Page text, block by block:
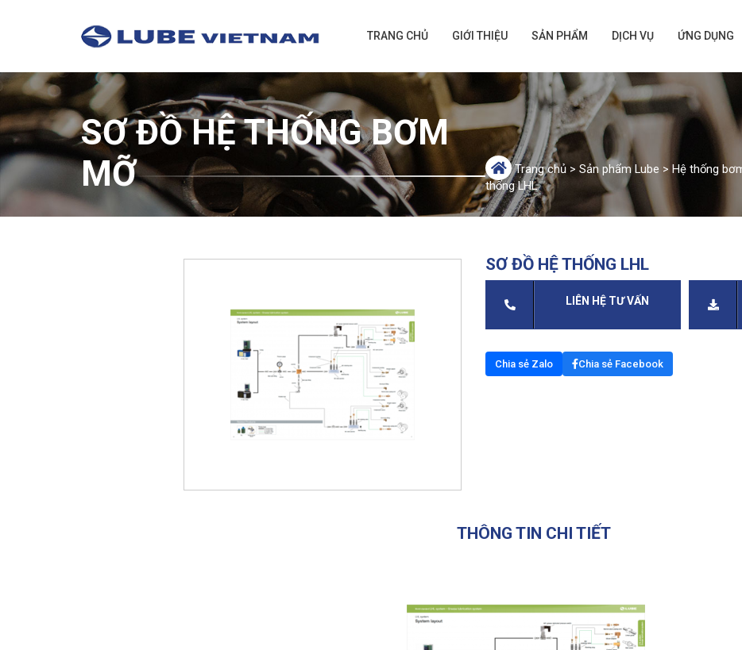
TRANG CHỦ GIỚI THIỆU SẢN PHẨM DỊCH VỤ ỨNG DỤNG
SƠ ĐỒ HỆ THỐNG BƠM
MỠ
Trang chủ >Sản phẩm Lube >Hệ thống
thống LHL
SƠ ĐỒ HỆ THỐNG LHL
LIÊN HỆ TƯ VẤN
Chia sẻ Zalo Chia sẻ Facebook
THÔNG TIN CHI TIẾT